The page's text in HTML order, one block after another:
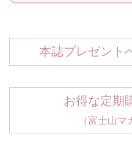
本誌プレゼント
お得な定期
（富士山マ